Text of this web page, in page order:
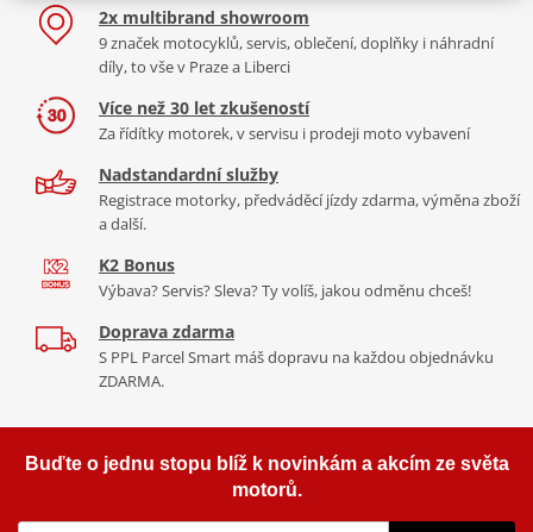
DL 650 V-STROM 2004-07 'RACE'
2x multibrand showroom
9 značek motocyklů, servis, oblečení, doplňky i náhradní
díly, to vše v Praze a Liberci
Více než 30 let zkušeností
Za řídítky motorek, v servisu i prodeji moto vybavení
Nadstandardní služby
Registrace motorky, předváděcí jízdy zdarma, výměna zboží
a další.
K2 Bonus
Výbava? Servis? Sleva? Ty volíš, jakou odměnu chceš!
Doprava zdarma
S PPL Parcel Smart máš dopravu na každou objednávku
ZDARMA.
Buďte o jednu stopu blíž k novinkám a akcím ze světa
motorů.